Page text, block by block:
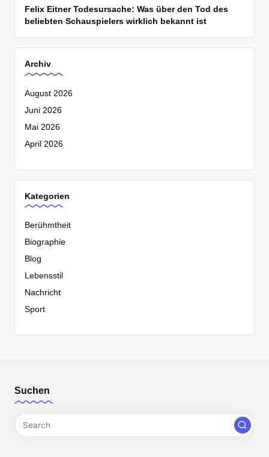
Felix Eitner Todesursache: Was über den Tod des
beliebten Schauspielers wirklich bekannt ist
Archiv
August 2026
Juni 2026
Mai 2026
April 2026
Kategorien
Berühmtheit
Biographie
Blog
Lebensstil
Nachricht
Sport
Suchen